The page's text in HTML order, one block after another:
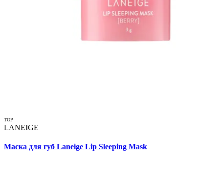
TOP
LANEIGE
Маска для губ Laneige Lip Sleeping Mask